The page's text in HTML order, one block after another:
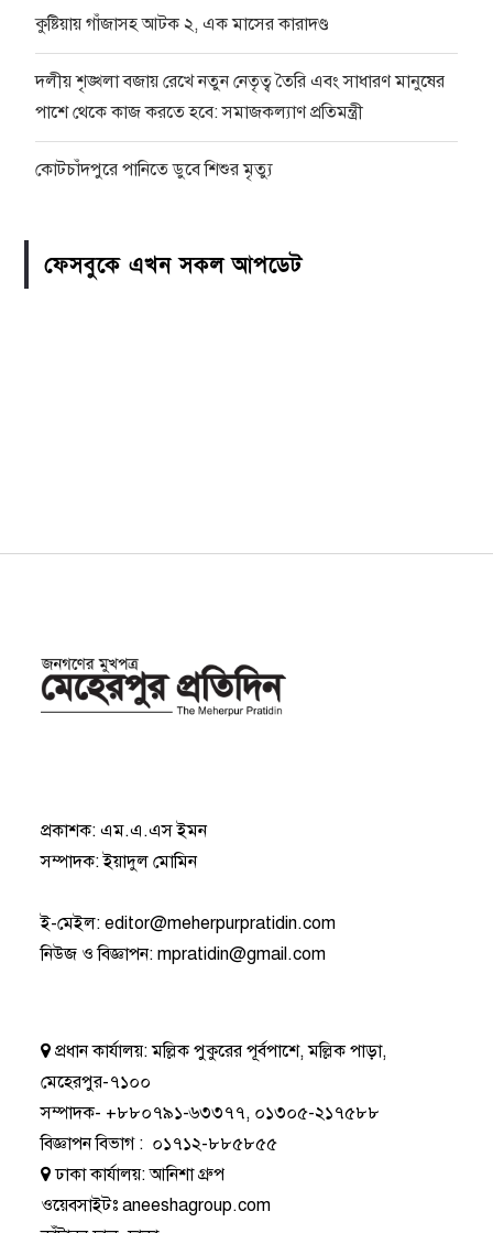
কুষ্টিয়ায় গাঁজাসহ আটক ২, এক মাসের কারাদণ্ড
দলীয় শৃঙ্খলা বজায় রেখে নতুন নেতৃত্ব তৈরি এবং সাধারণ মানুষের
পাশে থেকে কাজ করতে হবে: সমাজকল্যাণ প্রতিমন্ত্রী
কোটচাঁদপুরে পানিতে ডুবে শিশুর মৃত্যু
ফেসবুকে এখন সকল আপডেট
প্রকাশক: এম.এ.এস ইমন
সম্পাদক: ইয়াদুল মোমিন
ই-মেইল:editor@meherpurpratidin.com
নিউজ ও বিজ্ঞাপন:mpratidin@gmail.com
প্রধান কার্যালয়:মল্লিক পুকুরের পূর্বপাশে, মল্লিক পাড়া,
মেহেরপুর-৭১০০
সম্পাদক- +৮৮০৭৯১-৬৩৩৭৭, ০১৩০৫-২১৭৫৮৮
বিজ্ঞাপন বিভাগ: ০১৭১২-৮৮৫৮৫৫
ঢাকা কার্যালয়:আনিশা গ্রুপ
ওয়েবসাইটঃaneeshagroup.com